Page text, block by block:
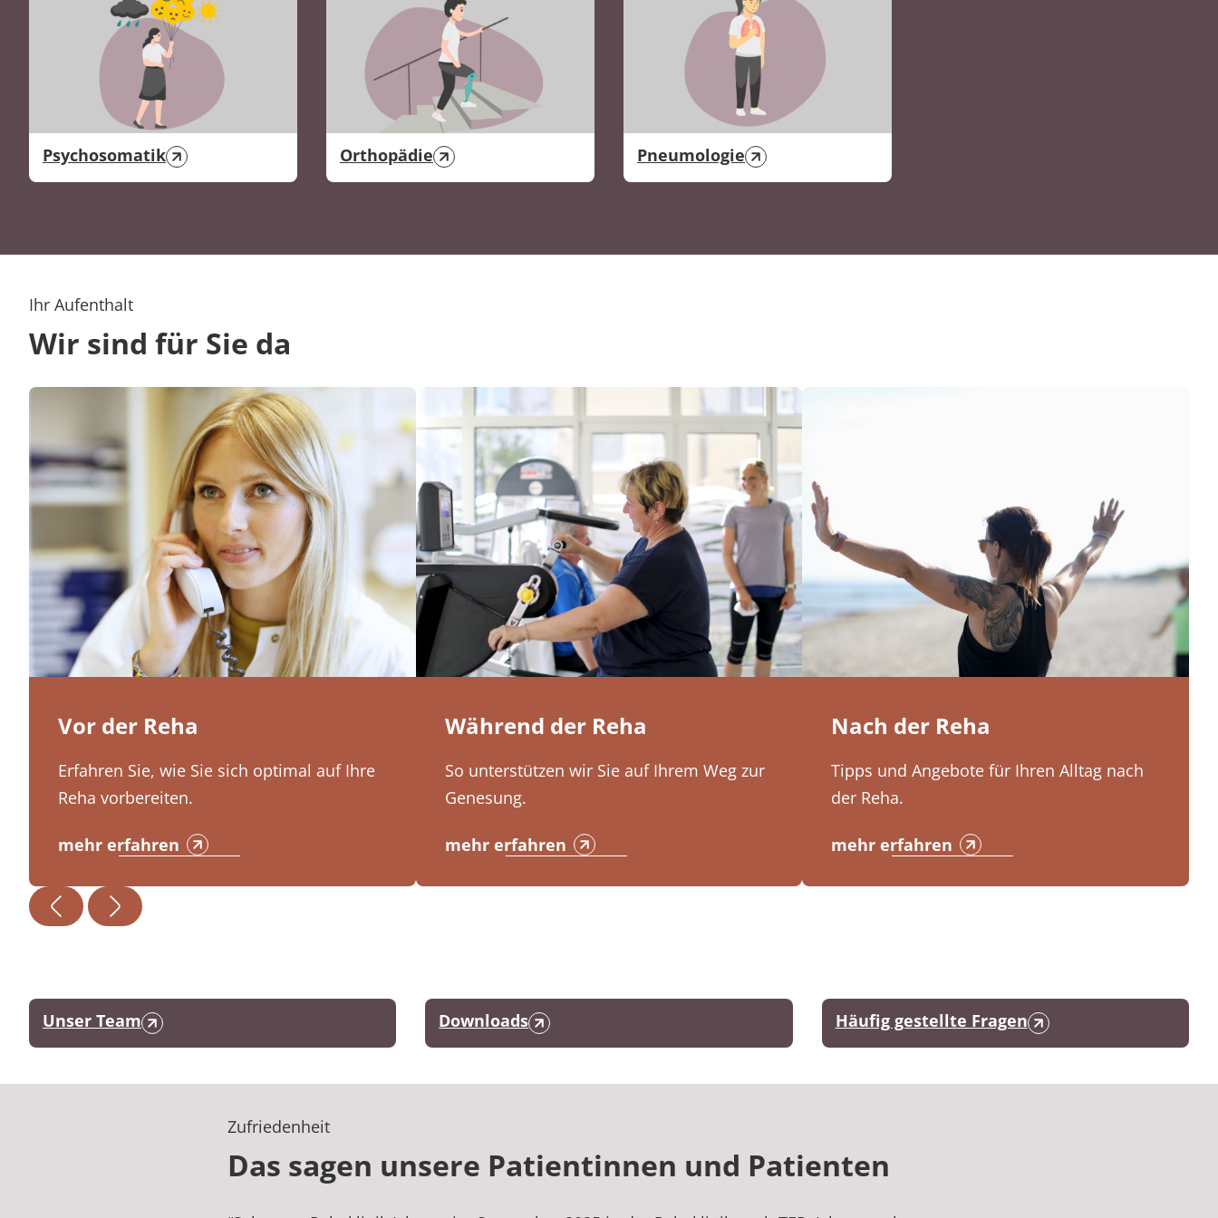
Psychosomatik Orthopädie Pneumologie
Ihr Aufenthalt
Wir sind für Sie da
Vor der Reha
Erfahren Sie, wie Sie sich optimal auf Ihre
Reha vorbereiten.
mehr erfahren
Während der Reha
So unterstützen wir Sie auf Ihrem Weg zur
Genesung.
mehr erfahren
Nach der Reha
Tipps und Angebote für Ihren Alltag nach
der Reha.
mehr erfahren
Unser Team Downloads Häufig gestellte Fragen
Zufriedenheit
Das sagen unsere Patientinnen und Patienten